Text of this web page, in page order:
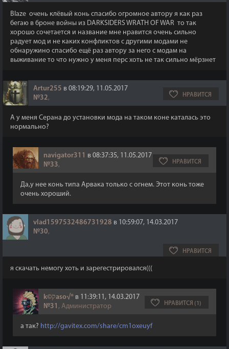
Blaze очень клёвый конь спасибо огромное автору я как раз
бегаю в броне войны из DARKSIDERS WRATH OF WAR то так
хорошо сочетается и название мне нравится очень сильно
радует мод и не каких конфликтов с другими модами не
обнаружино спасибо ещё раз автору за него с модам на
выживание то что нужно у меня перс хоть не так сильно мёрзнет
Artur255 в 08:19:29, 11.05.2017
№32, НРАВИТСЯ
А у меня Серана до установки мода на таком коне каталась это
нормально?
navigator311 в 08:37:35, 11.05.2017
№33, НРАВИТСЯ
Да,у нее конь типа Арвака только с огнем. Этот конь тоже
очень хороший.
vlad1597532486731928 в 10:59:07, 14.03.2017
№30,
НРАВИТСЯ
я скачать немогу хоть и зарегестрировался(((
k©קaso√® в 11:39:11, 14.03.2017
№31 , Администратор НРАВИТСЯ (1)
а так? http://gavitex.com/share/cm1oxeuyf